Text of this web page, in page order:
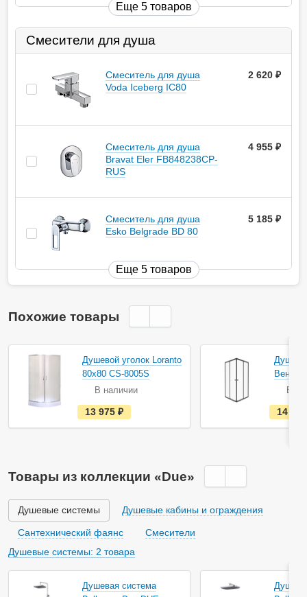
Еще 5 товаров
Смесители для душа
Смеситель для душа
Voda Iceberg IC80
2 620
Смеситель для душа
Bravat Eler FB848238CP-
RUS
4 955
Смеситель для душа
Esko Belgrade BD 80
5 185
Еще 5 товаров
Похожие товары
Душевой уголок Loranto
80х80 CS-8005S
В наличии
е
с
т
л
и
и
13 975
Вента-
В
14
Товары из коллекции «Due»
Душевые системы Душевые кабины и ограждения
Сантехнический фаянс
Смесители
Душевые системы: 2 товара
Душевая система